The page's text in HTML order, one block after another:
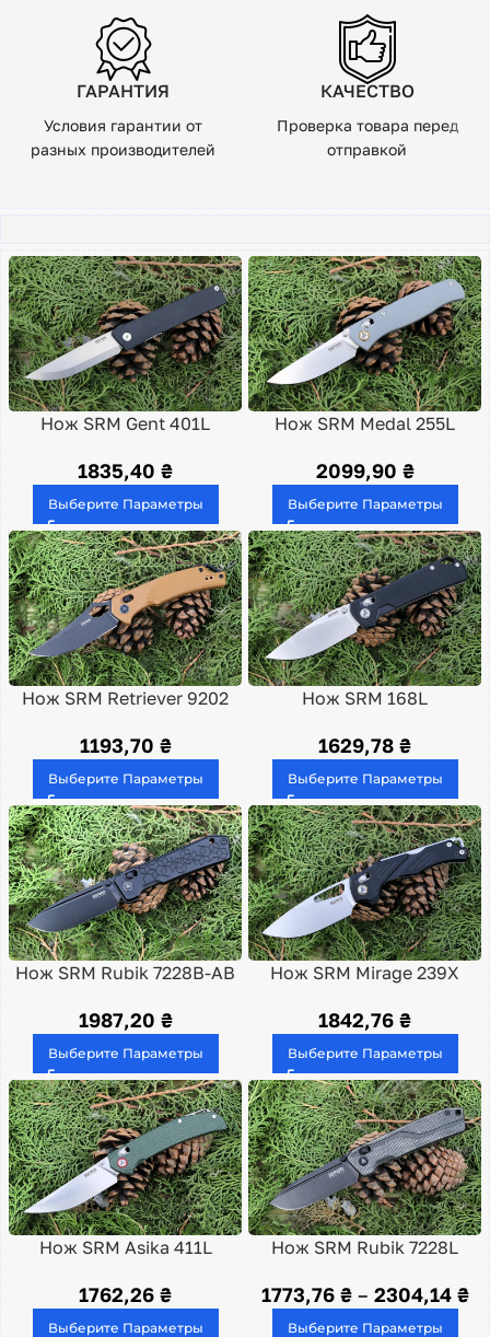
ГАРАНТИЯ
Условия гарантии от
разных производителей
КАЧЕСТВО
Проверка товара перед
отправкой
Нож SRM Gent 401L
1835,40 ₴
Выберите Параметры
Нож SRM Medal 255L
2099,90 ₴
Выберите Параметры
Нож SRM Retriever 9202
1193,70 ₴
Выберите Параметры
Нож SRM 168L
1629,78 ₴
Выберите Параметры
Нож SRM Rubik 7228B-AB
1987,20 ₴
Выберите Параметры
Нож SRM Mirage 239X
1842,76 ₴
Выберите Параметры
Нож SRM Asika 411L
1762,26 ₴
Выберите Параметры
Нож SRM Rubik 7228L
1773,76 ₴ – 2304,14 ₴
Выберите Параметры